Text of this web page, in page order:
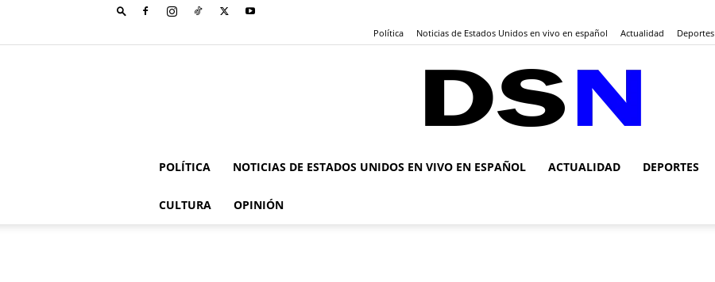
Política Noticias de Estados Unidos en vivo en español Actualidad Deportes
POLÍTICA NOTICIAS DE ESTADOS UNIDOS EN VIVO EN ESPAÑOL ACTUALIDAD DEPORTES
CULTURA OPINIÓN